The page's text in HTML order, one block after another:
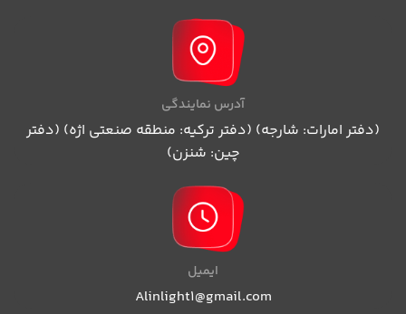
آدرس نمایندگی
(دفتر امارات: شارجه) (دفتر ترکیه: منطقه صنعتی اژه) (دفتر
چین: شنزن)
ایمیل
Alinlight1@gmail.com